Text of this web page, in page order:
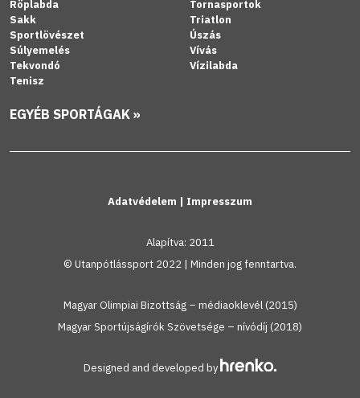
Röplabda
Sakk
Sportlövészet
Súlyemelés
Tekvondó
Tenisz
Tornasportok
Triatlon
Úszás
Vívás
Vízilabda
EGYÉB SPORTÁGAK »
Adatvédelem | Impresszum
Alapítva: 2011
© Utanpótlássport 2022 | Minden jog fenntartva.
Magyar Olimpiai Bizottság – médiaoklevél (2015)
Magyar Sportújságírók Szövetsége – nívódíj (2018)
Designed and developed by